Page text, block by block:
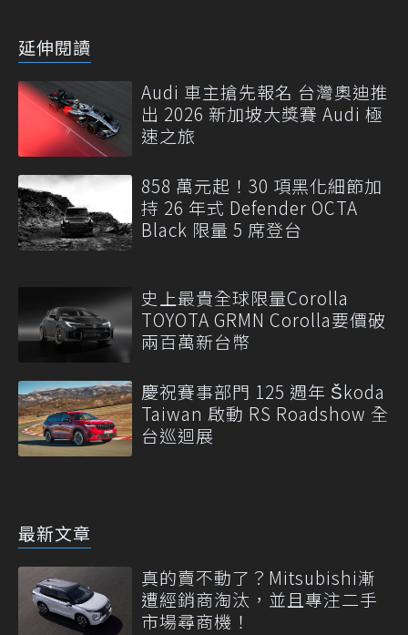
延伸閱讀
Audi 車主搶先報名 台灣奧迪推
出 2026 新加坡大獎賽 Audi 極
速之旅
858 萬元起！30 項黑化細節加
持 26 年式 Defender OCTA
Black 限量 5 席登台
史上最貴全球限量Corolla
TOYOTA GRMN Corolla要價破
兩百萬新台幣
慶祝賽事部門 125 週年 Škoda
Taiwan 啟動 RS Roadshow 全
台巡迴展
最新文章
真的賣不動了？Mitsubishi漸
遭經銷商淘汰，並且專注二手
市場尋商機！